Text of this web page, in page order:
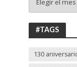
130
ANIVERSARIO
UGT
#TAGS
130